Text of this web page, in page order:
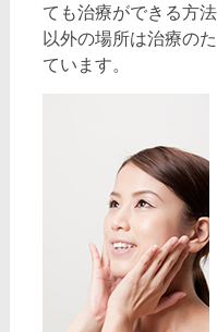
ても治療ができる方
以外の場所は治療の
ています。